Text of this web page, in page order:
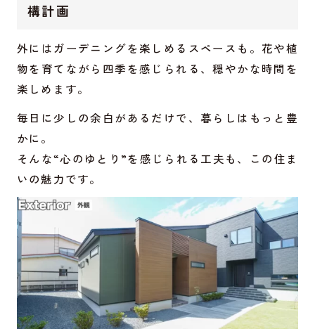
構計画
外にはガーデニングを楽しめるスペースも。花や植
物を育てながら四季を感じられる、穏やかな時間を
楽しめます。
毎日に少しの余白があるだけで、暮らしはもっと豊
かに。
そんな“心のゆとり”を感じられる工夫も、この住ま
いの魅力です。